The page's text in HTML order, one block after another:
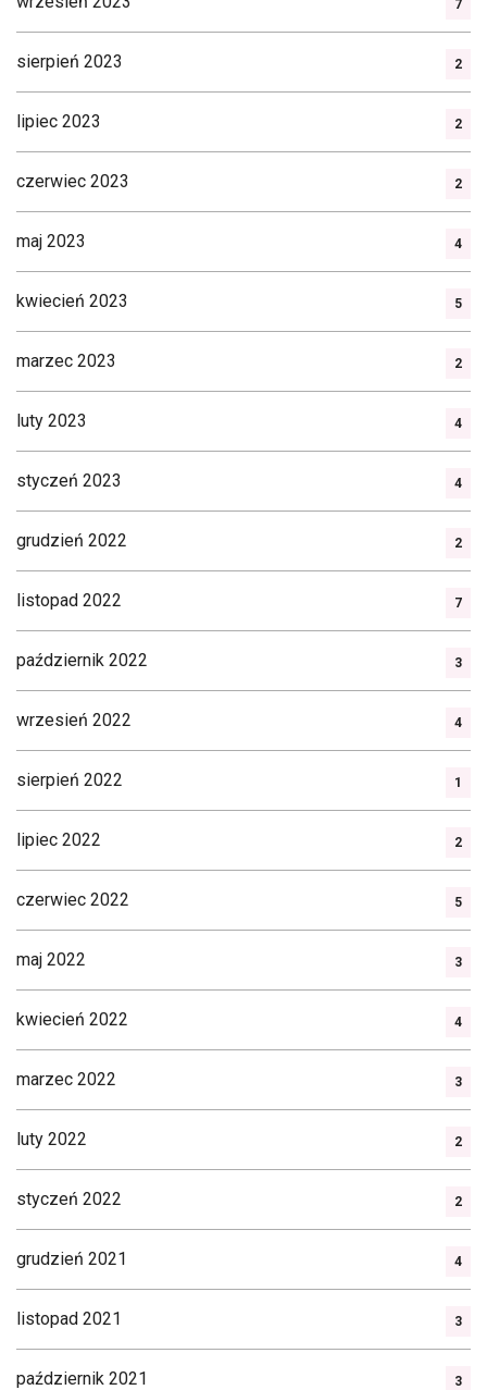
7
sierpień 2023 2
lipiec 2023 2
czerwiec 2023 2
maj 2023 4
kwiecień 2023 5
marzec 2023 2
luty 2023 4
styczeń 2023 4
grudzień 2022 2
listopad 2022 7
październik 2022 3
wrzesień 2022 4
sierpień 2022 1
lipiec 2022 2
czerwiec 2022 5
maj 2022 3
kwiecień 2022 4
marzec 2022 3
luty 2022 2
styczeń 2022 2
grudzień 2021 4
listopad 2021 3
październik 2021 3